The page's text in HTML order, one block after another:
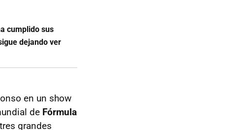
cumplido sus
dejando ver
en un show
de Fórmula
grandes